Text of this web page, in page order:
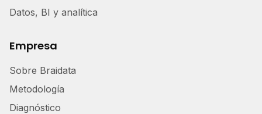
Datos, BI y analítica
Empresa
Sobre Braidata
Metodología
Diagnóstico